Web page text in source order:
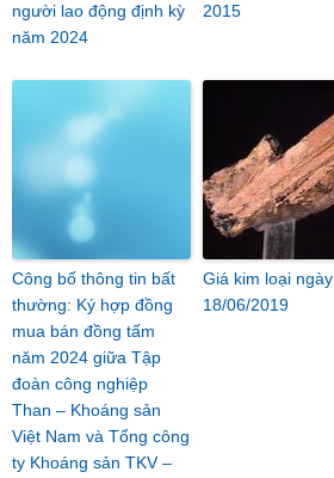
người lao động định kỳ
năm 2024
2015
Công bố thông tin bất
thường: Ký hợp đồng
mua bán đồng tấm
năm 2024 giữa Tập
đoàn công nghiệp
Than – Khoáng sản
Việt Nam và Tổng công
ty Khoáng sản TKV –
Giá kim loại ngày
18/06/2019